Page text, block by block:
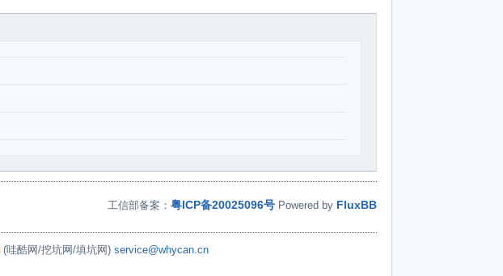
工信部备案： 粤ICP备20025096号 Powered by FluxBB
(哇酷网/挖坑网/填坑网) service@whycan.cn